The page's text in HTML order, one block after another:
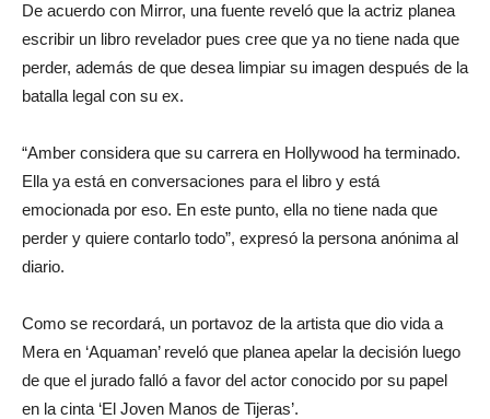
De acuerdo con Mirror, una fuente reveló que la actriz planea
escribir un libro revelador pues cree que ya no tiene nada que
perder, además de que desea limpiar su imagen después de la
batalla legal con su ex.
“Amber considera que su carrera en Hollywood ha terminado.
Ella ya está en conversaciones para el libro y está
emocionada por eso. En este punto, ella no tiene nada que
perder y quiere contarlo todo”, expresó la persona anónima al
diario.
Como se recordará, un portavoz de la artista que dio vida a
Mera en ‘Aquaman’ reveló que planea apelar la decisión luego
de que el jurado falló a favor del actor conocido por su papel
en la cinta ‘El Joven Manos de Tijeras’.